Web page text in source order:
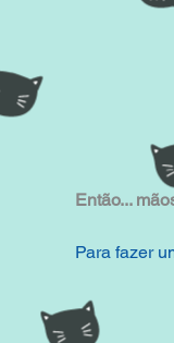
Então...
Para fazer